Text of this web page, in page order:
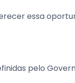
essa
pelo